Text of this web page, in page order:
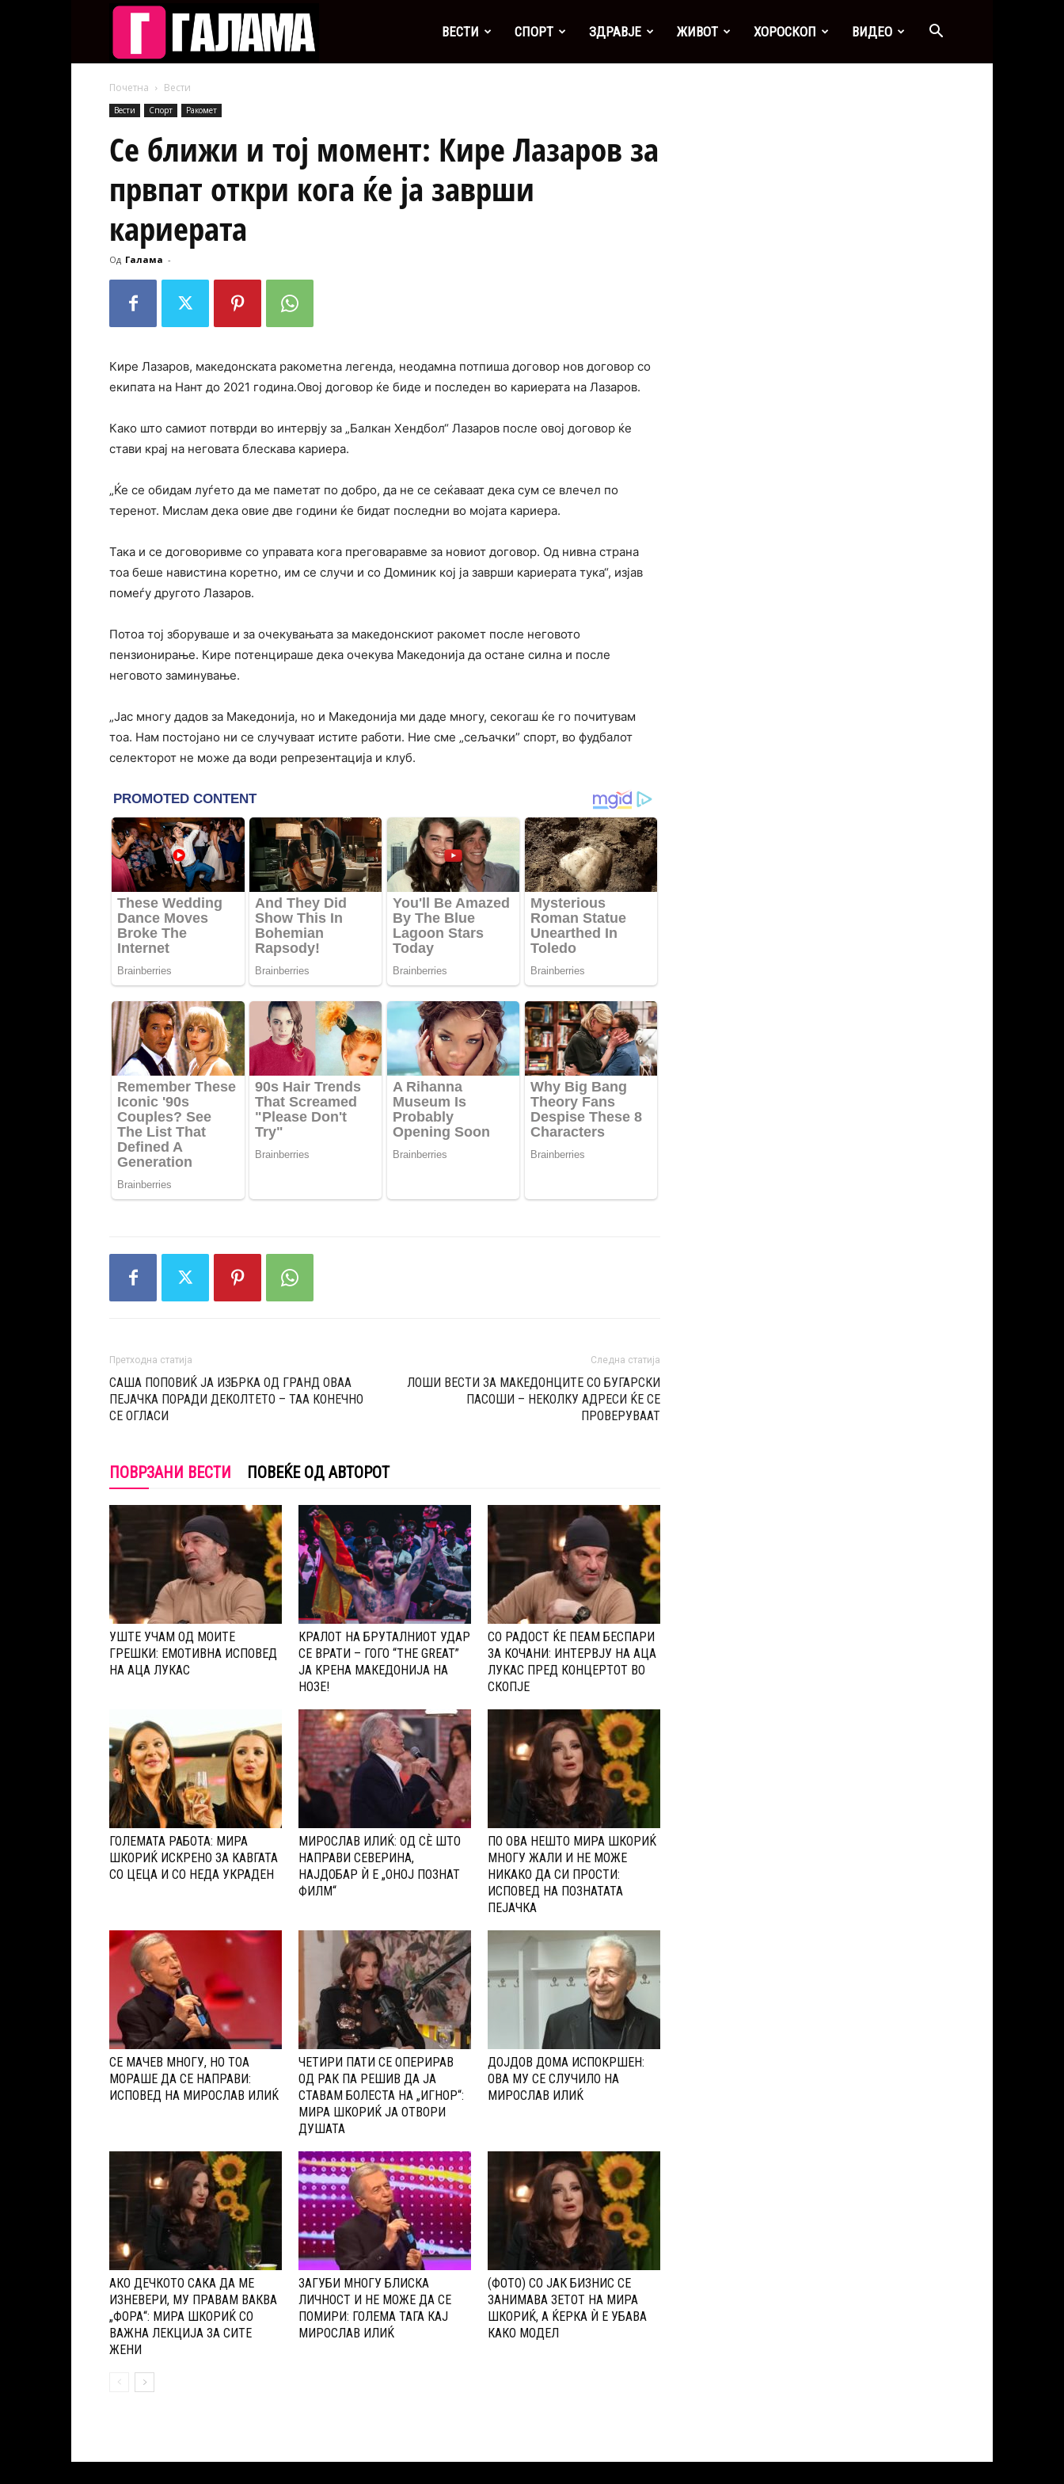
ВЕСТИ СПОРТ ЗДРАВЈЕ ЖИВОТ ХОРОСКОП ВИДЕО
Почетна Вести
Вести Спорт Ракомет
Се ближи и тој момент: Кире Лазаров за
првпат откри кога ќе ја заврши
кариерата
Од Галама -
Кире Лазаров, македонската ракометна легенда, неодамна потпиша договор нов договор со
екипата на Нант до 2021 година.Овој договор ќе биде и последен во кариерата на Лазаров.
Како што самиот потврди во интервју за „Балкан Хендбол“ Лазаров после овој договор ќе
стави крај на неговата блескава кариера.
„Ќе се обидам луѓето да ме паметат по добро, да не се сеќаваат дека сум се влечел по
теренот. Мислам дека овие две години ќе бидат последни во мојата кариера.
Така и се договоривме со управата кога преговаравме за новиот договор. Од нивна страна
тоа беше навистина коретно, им се случи и со Доминик кој ја заврши кариерата тука“, изјав
помеѓу другото Лазаров.
Потоа тој зборуваше и за очекувањата за македонскиот ракомет после неговото
пензионирање. Кире потенцираше дека очекува Македонија да остане силна и после
неговото заминување.
„Јас многу дадов за Македонија, но и Македонија ми даде многу, секогаш ќе го почитувам
тоа. Нам постојано ни се случуваат истите работи. Ние сме „сељачки” спорт, во фудбалот
селекторот не може да води репрезентација и клуб.
Претходна статија
САША ПОПОВИЌ ЈА ИЗБРКА ОД ГРАНД ОВАА
ПЕЈАЧКА ПОРАДИ ДЕКОЛТЕТО – ТАА КОНЕЧНО
СЕ ОГЛАСИ
Следна статија
ЛОШИ ВЕСТИ ЗА МАКЕДОНЦИТЕ СО БУГАРСКИ
ПАСОШИ – НЕКОЛКУ АДРЕСИ ЌЕ СЕ
ПРОВЕРУВААТ
ПОВРЗАНИ ВЕСТИ ПОВЕЌЕ ОД АВТОРОТ
УШТЕ УЧАМ ОД МОИТЕ
ГРЕШКИ: ЕМОТИВНА ИСПОВЕД
НА АЦА ЛУКАС
КРАЛОТ НА БРУТАЛНИОТ УДАР
СЕ ВРАТИ – ГОГО “THE GREAT”
ЈА КРЕНА МАКЕДОНИЈА НА
НОЗЕ!
СО РАДОСТ ЌЕ ПЕАМ БЕСПАРИ
ЗА КОЧАНИ: ИНТЕРВЈУ НА АЦА
ЛУКАС ПРЕД КОНЦЕРТОТ ВО
СКОПЈЕ
ГОЛЕМАТА РАБОТА: МИРА
ШКОРИЌ ИСКРЕНО ЗА КАВГАТА
СО ЦЕЦА И СО НЕДА УКРАДЕН
МИРОСЛАВ ИЛИЌ: ОД СÈ ШТО
НАПРАВИ СЕВЕРИНА,
НАЈДОБАР Ѝ Е „ОНОЈ ПОЗНАТ
ФИЛМ“
ПО ОВА НЕШТО МИРА ШКОРИЌ
МНОГУ ЖАЛИ И НЕ МОЖЕ
НИКАКО ДА СИ ПРОСТИ:
ИСПОВЕД НА ПОЗНАТАТА
ПЕЈАЧКА
СЕ МАЧЕВ МНОГУ, НО ТОА
МОРАШЕ ДА СЕ НАПРАВИ:
ИСПОВЕД НА МИРОСЛАВ ИЛИЌ
ЧЕТИРИ ПАТИ СЕ ОПЕРИРАВ
ОД РАК ПА РЕШИВ ДА ЈА
СТАВАМ БОЛЕСТА НА „ИГНОР“:
МИРА ШКОРИЌ ЈА ОТВОРИ
ДУШАТА
ДОЈДОВ ДОМА ИСПОКРШЕН:
ОВА МУ СЕ СЛУЧИЛО НА
МИРОСЛАВ ИЛИЌ
АКО ДЕЧКОТО САКА ДА МЕ
ИЗНЕВЕРИ, МУ ПРАВАМ ВАКВА
„ФОРА“: МИРА ШКОРИЌ СО
ВАЖНА ЛЕКЦИЈА ЗА СИТЕ
ЖЕНИ
ЗАГУБИ МНОГУ БЛИСКА
ЛИЧНОСТ И НЕ МОЖЕ ДА СЕ
ПОМИРИ: ГОЛЕМА ТАГА КАЈ
МИРОСЛАВ ИЛИЌ
(ФОТО) СО ЈАК БИЗНИС СЕ
ЗАНИМАВА ЗЕТОТ НА МИРА
ШКОРИЌ, А ЌЕРКА Ѝ Е УБАВА
КАКО МОДЕЛ